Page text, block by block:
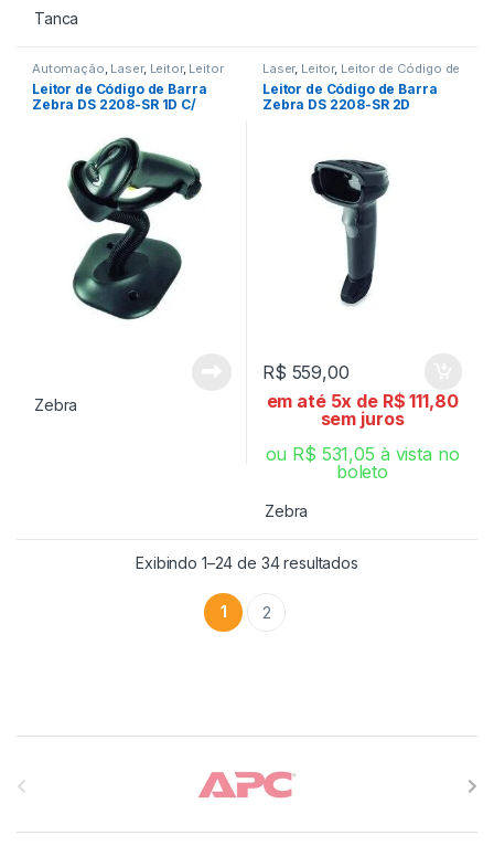
Tanca
Automação, Laser, Leitor, Leitor
de Código de Barra
Leitor de Código de Barra
Zebra DS 2208-SR 1D C/
Zebra
Laser, Leitor, Leitor de Código de
Barra
Leitor de Código de Barra
Zebra DS 2208-SR 2D
R$ 559,00
em até 5x de R$ 111,80
sem juros
ou R$ 531,05 à vista no
boleto
Zebra
Exibindo 1–24 de 34 resultados
1 2